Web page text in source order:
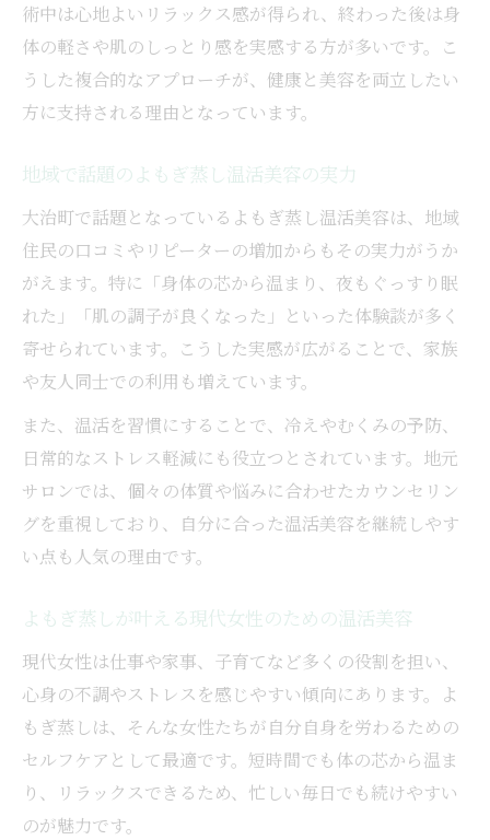
術中は心地よいリラックス感が得られ、終わった後は身
体の軽さや肌のしっとり感を実感する方が多いです。こ
うした複合的なアプローチが、健康と美容を両立したい
方に支持される理由となっています。
地域で話題のよもぎ蒸し温活美容の実力
大治町で話題となっているよもぎ蒸し温活美容は、地域
住民の口コミやリピーターの増加からもその実力がうか
がえます。特に「身体の芯から温まり、夜もぐっすり眠
れた」「肌の調子が良くなった」といった体験談が多く
寄せられています。こうした実感が広がることで、家族
や友人同士での利用も増えています。
また、温活を習慣にすることで、冷えやむくみの予防、
日常的なストレス軽減にも役立つとされています。地元
サロンでは、個々の体質や悩みに合わせたカウンセリン
グを重視しており、自分に合った温活美容を継続しやす
い点も人気の理由です。
よもぎ蒸しが叶える現代女性のための温活美容
現代女性は仕事や家事、子育てなど多くの役割を担い、
心身の不調やストレスを感じやすい傾向にあります。よ
もぎ蒸しは、そんな女性たちが自分自身を労わるための
セルフケアとして最適です。短時間でも体の芯から温ま
り、リラックスできるため、忙しい毎日でも続けやすい
のが魅力です。